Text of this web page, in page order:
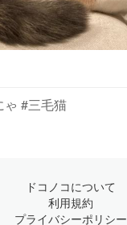
ゃ #三毛猫
ドコノコについて
利用規約
プライバシーポリシー